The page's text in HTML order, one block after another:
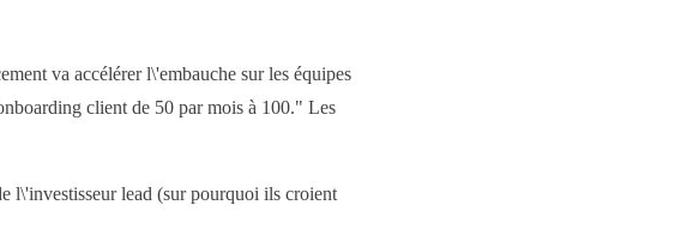
va accélérer l\'embauche sur les équipes
client de 50 par mois à 100." Les
l\'investisseur lead (sur pourquoi ils croient